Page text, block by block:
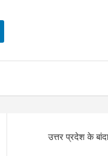
उत्तर प्रदेश के